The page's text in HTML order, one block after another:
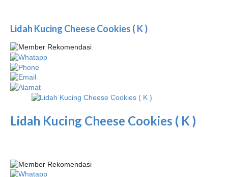
Lidah Kucing Cheese Cookies ( K )
Lidah Kucing Cheese Cookies ( K )